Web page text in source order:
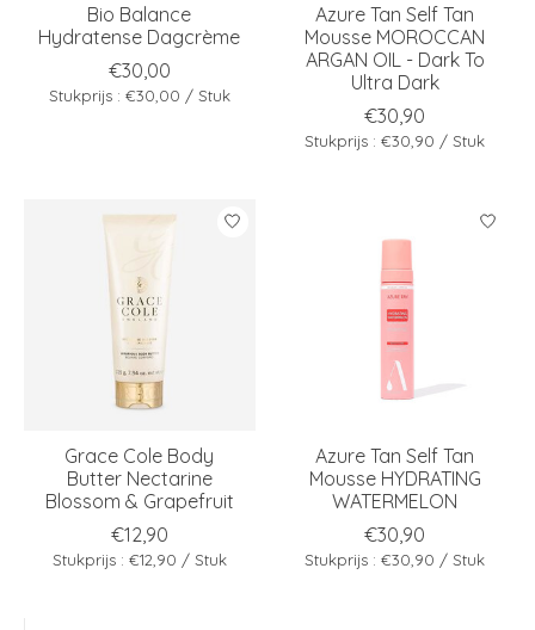
Bio Balance
Hydratense Dagcrème
€30,00
Stukprijs : €30,00 / Stuk
Azure Tan Self Tan
Mousse MOROCCAN
ARGAN OIL - Dark To
Ultra Dark
€30,90
Stukprijs : €30,90 / Stuk
Grace Cole Body
Butter Nectarine
Blossom & Grapefruit
€12,90
Stukprijs : €12,90 / Stuk
Azure Tan Self Tan
Mousse HYDRATING
WATERMELON
€30,90
Stukprijs : €30,90 / Stuk